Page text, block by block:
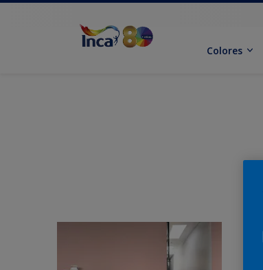
Colores